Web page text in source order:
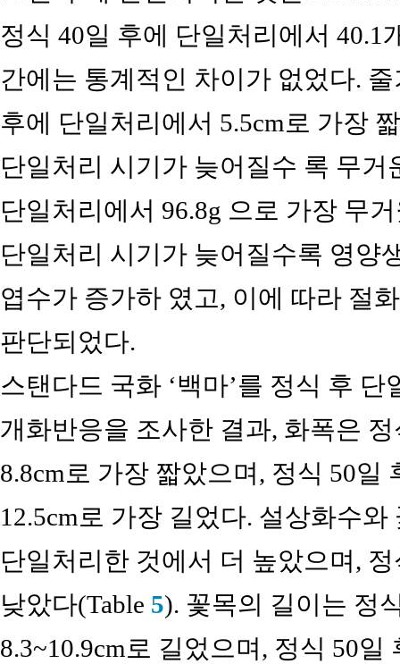
정식 40일 후에 단일처리에서 40.1
간에는 통계적인 차이가 없었다.
후에 단일처리에서 5.5cm로 가장
단일처리 시기가 늦어질수 록 무
단일처리에서 96.8g 으로 가장 무
단일처리 시기가 늦어질수록 영양
엽수가 증가하 였고, 이에 따라 절
판단되었다.
스탠다드 국화 ‘백마’를 정식 후
개화반응을 조사한 결과, 화폭은
8.8cm로 가장 짧았으며, 정식 50일
12.5cm로 가장 길었다. 설상화수
단일처리한 것에서 더 높았으며,
낮았다(Table 5). 꽃목의 길이는 정
8.3~10.9cm로 길었으며, 정식 50